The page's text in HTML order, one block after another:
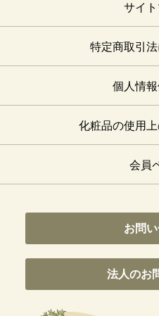
サイ
特定商取引
個人情
化粧品の使用
会員
お問
法人のお